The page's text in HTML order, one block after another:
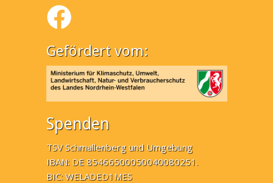
Gefördert vom:
Spenden
TSV Schmallenberg und Umgebung
IBAN: DE 85466500050040080251.
BIC: WELADED1MES